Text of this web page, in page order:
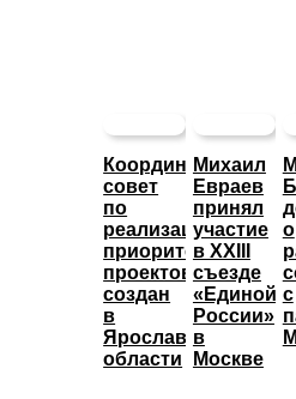
Координационный
совет
по
реализации
приоритетных
проектов
создан
в
Ярославской
области
Михаил
Евраев
принял
участие
в XXIII
съезде
«Единой
России»
в
Москве
о
с